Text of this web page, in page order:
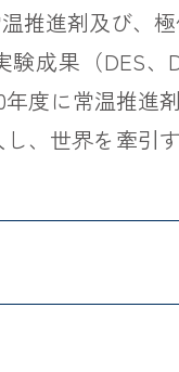
推進剤及び、
成果（DES、
年度に常温推進
、世界を牽引